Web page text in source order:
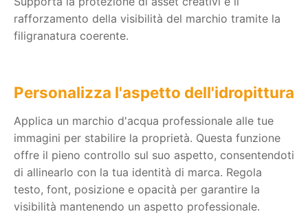
rafforzamento della visibilità del marchio tramite la
filigranatura coerente.
Personalizza l'aspetto dell'idropittura
Applica un marchio d'acqua professionale alle tue
immagini per stabilire la proprietà. Questa funzione
offre il pieno controllo sul suo aspetto, consentendoti
di allinearlo con la tua identità di marca. Regola
testo, font, posizione e opacità per garantire la
visibilità mantenendo un aspetto professionale.